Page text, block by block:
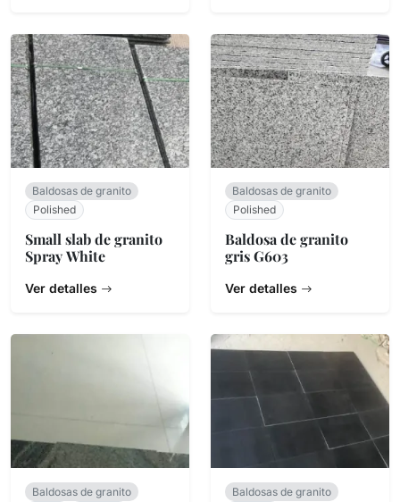
Baldosas de granito
Polished
Small slab de granito
Spray White
Ver detalles
Baldosas de granito
Polished
Baldosa de granito
gris G603
Ver detalles
Baldosas de granito
Baldosas de granito